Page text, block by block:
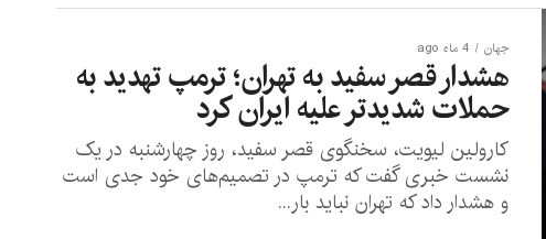
جهان 4 ماه ago
هشدار قصر سفید به تهران؛ ترمپ تهدید به
حملات شدیدتر علیه ایران کرد
کارولین لیویت، سخنگوی قصر سفید، روز چهارشنبه در یک
نشست خبری گفت که ترمپ در تصمیم‌های خود جدی است
و هشدار داد که تهران نباید بار...